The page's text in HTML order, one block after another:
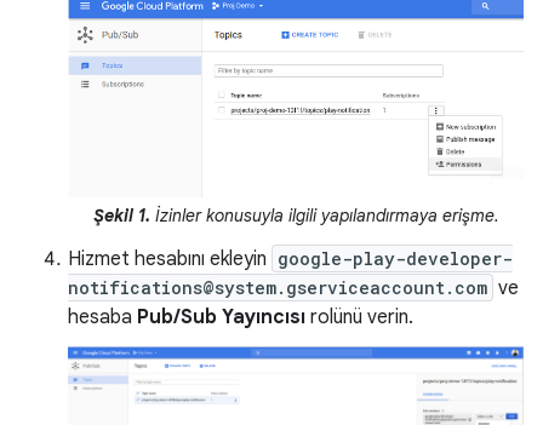
Şekil 1. İzinlerkonusuyla ilgili yapılandırmaya erişme.
Hizmet hesabını ekleyin google-play-developer-
notifications@system.gserviceaccount.com ve
hesaba Pub/Sub Yayıncısı rolünü verin.